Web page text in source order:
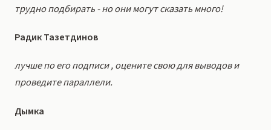
трудно подбирать - но они могут сказать много!
Радик Тазетдинов
лучше по его подписи , оцените свою для выводов и
проведите параллели.
Дымка